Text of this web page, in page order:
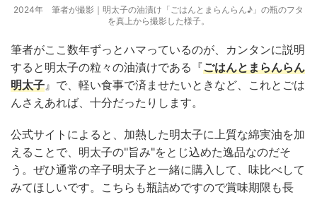
2024年 筆者が撮影｜明太子の油漬け「ごはんとまらんらん♪」の瓶のフタ
を真上から撮影した様子。
筆者がここ数年ずっとハマっているのが、カンタンに説明
すると明太子の粒々の油漬けである『ごはんとまらんらん
明太子』で、軽い食事で済ませたいときなど、これとごは
んさえあれば、十分だったりします。
公式サイトによると、加熱した明太子に上質な綿実油を加
えることで、明太子の"旨み"をとじ込めた逸品なのだそ
う。ぜひ通常の辛子明太子と一緒に購入して、味比べして
みてほしいです。こちらも瓶詰めですので賞味期限も長